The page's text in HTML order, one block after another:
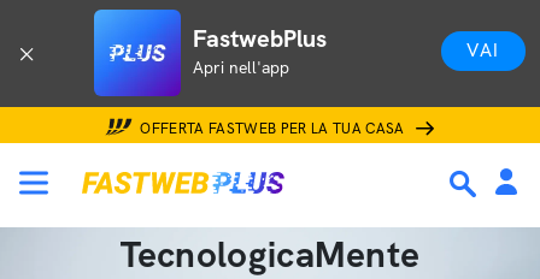
FastwebPlus
Apri nell'app
VAI
OFFERTA FASTWEB PER LA TUA CASA
TecnologicaMente